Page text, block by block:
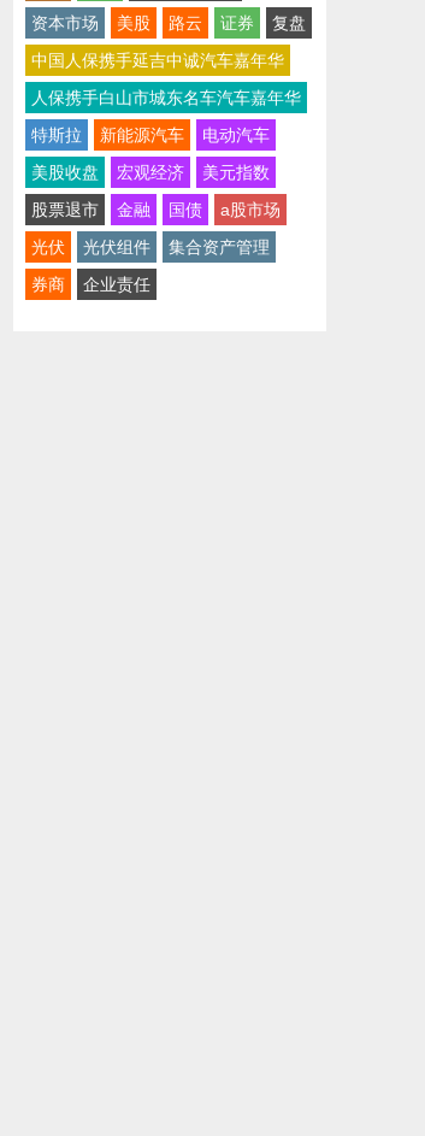
资本市场
美股 路云 证券
复盘
中国人保携手延吉中诚汽车嘉年华
人保携手白山市城东名车汽车嘉年华
特斯拉
新能源汽车
电动汽车
美股收盘
宏观经济
美元指数
股票退市
金融 国债
a股市场
光伏
光伏组件
集合资产管理
券商
企业责任